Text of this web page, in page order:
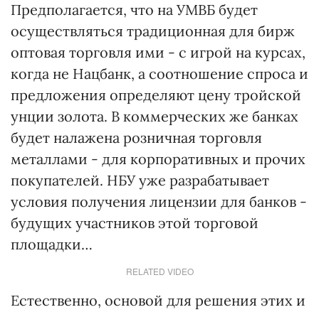
Предполагается, что на УМВБ будет
осуществляться традиционная для бирж
оптовая торговля ими - с игрой на курсах,
когда не Нацбанк, а соотношение спроса и
предложения определяют цену тройской
унции золота. В коммерческих же банках
будет налажена розничная торговля
металлами - для корпоративных и прочих
покупателей. НБУ уже разрабатывает
условия получения лицензии для банков -
будущих участников этой торговой
площадки…
RELATED VIDEO
Естественно, основой для решения этих и